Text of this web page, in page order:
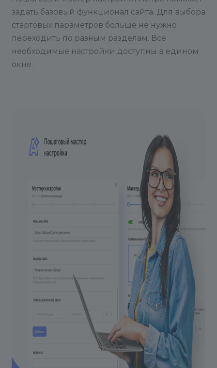
задать базовый функционал сайта. Для выбора
стартовых параметров больше не нужно
переходить по разным разделам. Все
необходимые настройки доступны в едином
окне.